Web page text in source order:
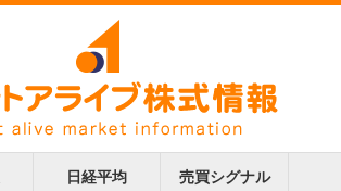
日経平均 売買シグナル